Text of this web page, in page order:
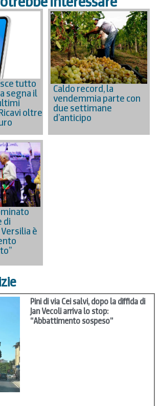
tutto
segna il
oltre
Caldo record, la
vendemmia parte con
due settimane
d’anticipo
di
Versilia è
Pini di via Cei salvi, dopo la diffida di
Jan Vecoli arriva lo stop:
“Abbattimento sospeso”